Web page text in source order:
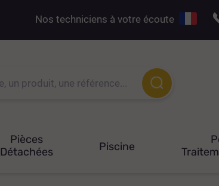
Nos techniciens à votre écoute
Pièces
Détachées
Piscine